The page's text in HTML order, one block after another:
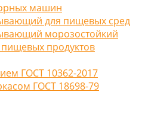
машин
для пищевых сред
морозостойкий
продуктов
ГОСТ 10362-2017
ГОСТ 18698-79